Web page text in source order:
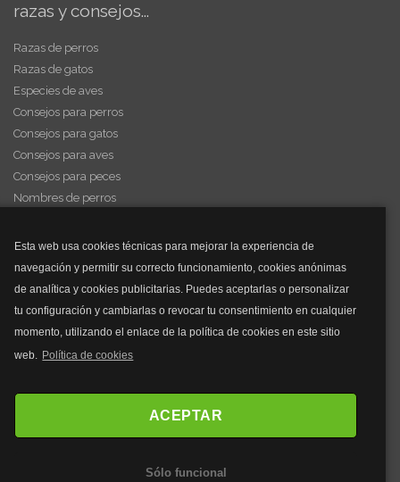
Esta web usa cookies técnicas para mejorar la experiencia de
navegación y permitir su correcto funcionamiento, cookies anónimas
de analítica y cookies publicitarias. Puedes aceptarlas o personalizar
tu configuración y cambiarlas o revocar tu consentimiento en cualquier
momento, utilizando el enlace de la política de cookies en este sitio
web. Política de cookies
ACEPTAR
Sólo funcional
razas y consejos...
Razas de perros
Razas de gatos
Especies de aves
Consejos para perros
Consejos para gatos
Consejos para aves
Consejos para peces
Nombres de perros
y mucho más...